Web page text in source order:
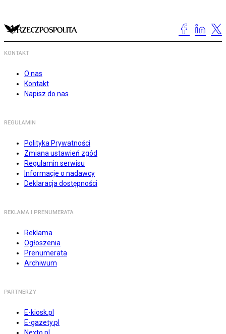
KONTAKT
O nas
Kontakt
Napisz do nas
REGULAMIN
Polityka Prywatności
Zmiana ustawień zgód
Regulamin serwisu
Informacje o nadawcy
Deklaracja dostępności
REKLAMA I PRENUMERATA
Reklama
Ogłoszenia
Prenumerata
Archiwum
PARTNERZY
E-kiosk.pl
E-gazety.pl